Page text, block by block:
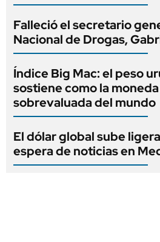
Falleció el secretario
Nacional de Drogas,
Índice Big Mac: el peso
sostiene como la
sobrevaluada del mundo
El dólar global sube
espera de noticias en